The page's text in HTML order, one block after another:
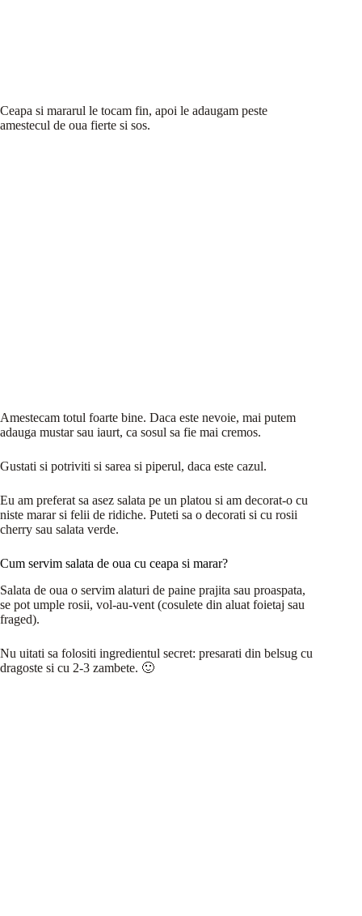
Ceapa si mararul le tocam fin, apoi le adaugam peste
amestecul de oua fierte si sos.
Amestecam totul foarte bine. Daca este nevoie, mai putem
adauga mustar sau iaurt, ca sosul sa fie mai cremos.
Gustati si potriviti si sarea si piperul, daca este cazul.
Eu am preferat sa asez salata pe un platou si am decorat-o cu
niste marar si felii de ridiche. Puteti sa o decorati si cu rosii
cherry sau salata verde.
Cum servim salata de oua cu ceapa si marar?
Salata de oua o servim alaturi de paine prajita sau proaspata,
se pot umple rosii, vol-au-vent (cosulete din aluat foietaj sau
fraged).
Nu uitati sa folositi ingredientul secret: presarati din belsug cu
dragoste si cu 2-3 zambete. 🙂